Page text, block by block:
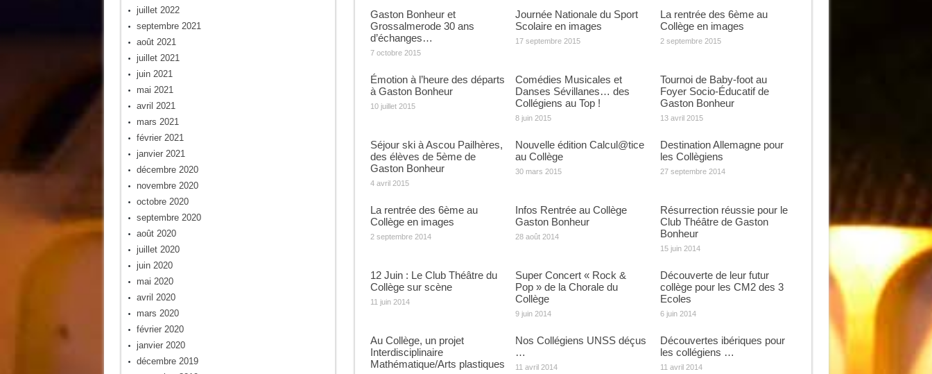
Gaston Bonheur et
Grossalmerode 30 ans
d’échanges…
7 octobre 2015
Journée Nationale du Sport
Scolaire en images
17 septembre 2015
La rentrée des 6ème au
Collège en images
2 septembre 2015
Émotion à l’heure des départs
à Gaston Bonheur
10 juillet 2015
Comédies Musicales et
Danses Sévillanes… des
Collégiens au Top !
8 juin 2015
Tournoi de Baby-foot au
Foyer Socio-Éducatif de
Gaston Bonheur
13 avril 2015
Séjour ski à Ascou Pailhères,
des élèves de 5ème de
Gaston Bonheur
4 avril 2015
Nouvelle édition Calcul@tice
au Collège
30 mars 2015
Destination Allemagne pour
les Collègiens
27 septembre 2014
La rentrée des 6ème au
Collège en images
2 septembre 2014
Infos Rentrée au Collège
Gaston Bonheur
28 août 2014
Résurrection réussie pour le
Club Théâtre de Gaston
Bonheur
15 juin 2014
12 Juin : Le Club Théâtre du
Collège sur scène
11 juin 2014
Super Concert « Rock &
Pop » de la Chorale du
Collège
9 juin 2014
Découverte de leur futur
collège pour les CM2 des 3
Ecoles
6 juin 2014
Au Collège, un projet
Interdisciplinaire
Mathématique/Arts plastiques
Nos Collégiens UNSS déçus
…
11 avril 2014
Découvertes ibériques pour
les collégiens …
11 avril 2014
juillet 2022
septembre 2021
août 2021
juillet 2021
juin 2021
mai 2021
avril 2021
mars 2021
février 2021
janvier 2021
décembre 2020
novembre 2020
octobre 2020
septembre 2020
août 2020
juillet 2020
juin 2020
mai 2020
avril 2020
mars 2020
février 2020
janvier 2020
décembre 2019